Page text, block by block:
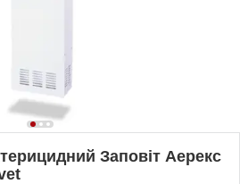
Заповіт Аерекс